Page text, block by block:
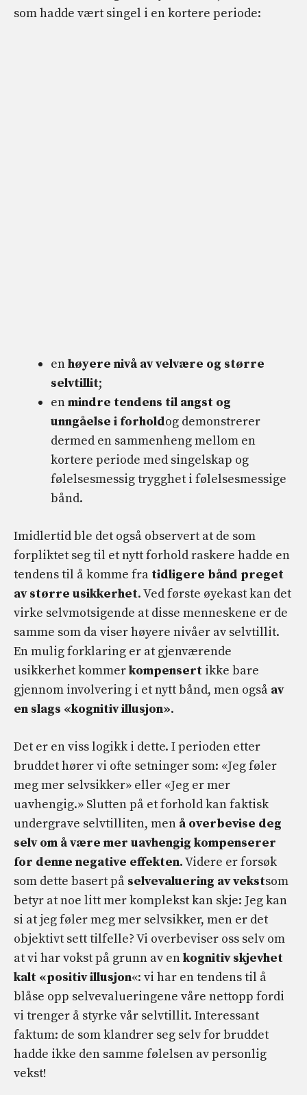
som hadde vært singel i en kortere periode:
enhøyere nivå av velvære og større
selvtillit;
enmindre tendens til angst og
unngåelse i forholdog demonstrerer
dermed en sammenheng mellom en
kortere periode med singelskap og
følelsesmessig trygghet i følelsesmessige
bånd.
Imidlertid ble det også observert at de som
forpliktet seg til et nytt forhold raskere hadde en
tendens til å komme fra tidligere bånd preget
av større usikkerhet. Ved første øyekast kan det
virke selvmotsigende at disse menneskene er de
samme som da viser høyere nivåer av selvtillit.
En mulig forklaring er at gjenværende
usikkerhet kommerkompensert ikke bare
gjennom involvering i et nytt bånd, men også av
en slags «kognitiv illusjon».
Det er en viss logikk i dette. I perioden etter
bruddet hører vi ofte setninger som: «Jeg føler
meg mer selvsikker» eller «Jeg er mer
uavhengig.» Slutten på et forhold kan faktisk
undergrave selvtilliten, men å overbevise deg
selv om å være mer uavhengig kompenserer
for denne negative effekten.Videre er forsøk
som dette basert på selvevaluering av vekstsom
betyr at noe litt mer komplekst kan skje: Jeg kan
si at jeg føler meg mer selvsikker, men er det
objektivt sett tilfelle? Vi overbeviser oss selv om
at vi har vokst på grunn av enkognitiv skjevhet
kalt «positiv illusjon«: vi har en tendens til å
blåse opp selvevalueringene våre nettopp fordi
vi trenger å styrke vår selvtillit. Interessant
faktum: de som klandrer seg selv for bruddet
hadde ikke den samme følelsen av personlig
vekst!